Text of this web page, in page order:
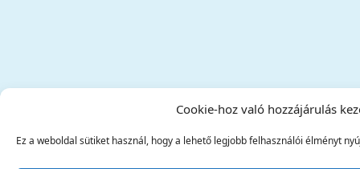
Cookie-hoz való hozzájárulás
Ez a weboldal sütiket használ, hogy a lehető legjobb felhasználói élményt